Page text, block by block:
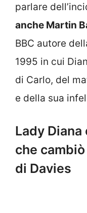
parlare
anche Martin
BBC autore
1995 in cui
di Carlo, del
e della sua
Lady
che
di Davies